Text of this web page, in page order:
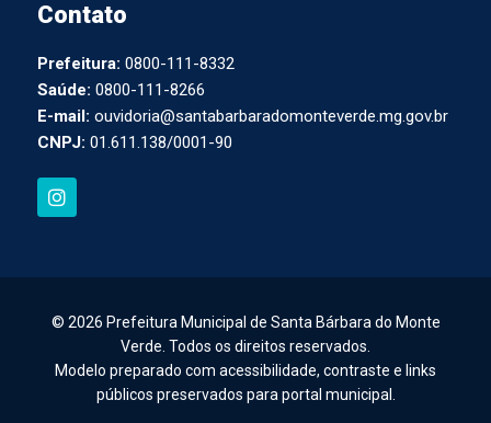
Contato
Prefeitura: 0800-111-8332
Saúde: 0800-111-8266
E-mail: ouvidoria@santabarbaradomonteverde.mg.gov.br
CNPJ: 01.611.138/0001-90
I
n
g
a
© 2026 Prefeitura Municipal de Santa Bárbara do Monte
Verde. Todos os direitos reservados.
Modelo preparado com acessibilidade, contraste e links
públicos preservados para portal municipal.